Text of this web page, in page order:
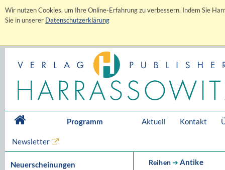
Wir nutzen Cookies, um Ihre Online-Erfahrung zu verbessern. Indem Sie
Sie in unserer Datenschutzerklärung
Programm Aktuell Kontakt
Newsletter
Neuerscheinungen Reihen➔ Antike